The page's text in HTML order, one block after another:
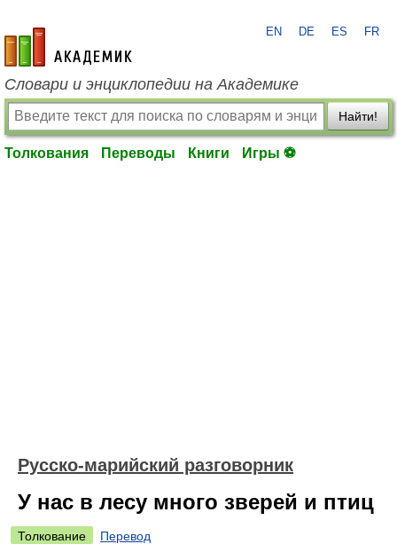
academic.ru
EN DE ES FR
Словари и энциклопедии на Академике
Найти!
Толкования Переводы Книги Игры ⚽
Русско-марийский разговорник
У нас в лесу много зверей и птиц
Толкование
Перевод